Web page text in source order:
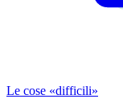
Le cose «difficili»